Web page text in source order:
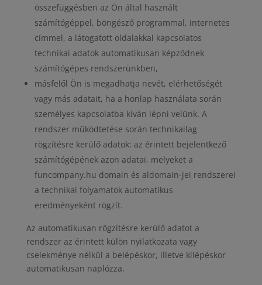
összefüggésben az Ön által használt
számítógéppel, böngésző programmal, internetes
címmel, a látogatott oldalakkal kapcsolatos
technikai adatok automatikusan képződnek
számítógépes rendszerünkben,
másfelől Ön is megadhatja nevét, elérhetőségét
vagy más adatait, ha a honlap használata során
személyes kapcsolatba kíván lépni velünk. A
rendszer működtetése során technikailag
rögzítésre kerülő adatok: az érintett bejelentkező
számítógépének azon adatai, melyeket a
funcompany.hu domain és aldomain-jei rendszerei
a technikai folyamatok automatikus
eredményeként rögzít.
Az automatikusan rögzítésre kerülő adatot a
rendszer az érintett külön nyilatkozata vagy
cselekménye nélkül a belépéskor, illetve kilépéskor
automatikusan naplózza.